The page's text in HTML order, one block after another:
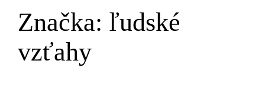
Značka: ľudské
vzťahy